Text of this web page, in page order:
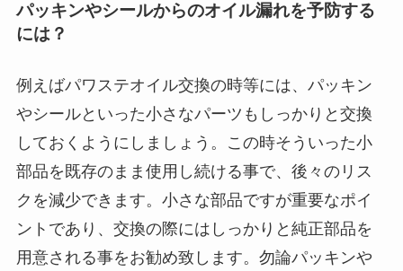
パッキンやシールからのオイル漏れを予防する
には？
例えばパワステオイル交換の時等には、パッキン
やシールといった小さなパーツもしっかりと交換
しておくようにしましょう。この時そういった小
部品を既存のまま使用し続ける事で、後々のリス
クを減少できます。小さな部品ですが重要なポイ
ントであり、交換の際にはしっかりと純正部品を
用意される事をお勧め致します。勿論パッキンや